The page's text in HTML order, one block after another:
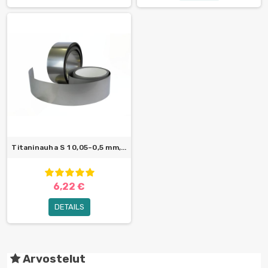
Titaninauha S 1 0,05–0,5 mm,...
6,22 €
DETAILS
Arvostelut